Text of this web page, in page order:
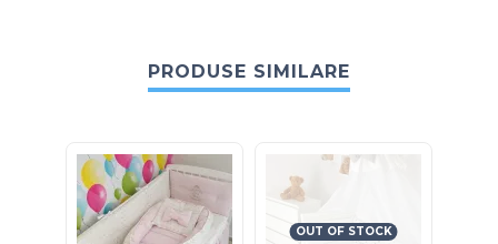
PRODUSE SIMILARE
OUT OF STOCK